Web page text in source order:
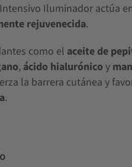
Iluminador actúa
rejuvenecida.
como el aceite de
, ácido hialurónico y
la barrera cutánea y
.